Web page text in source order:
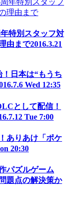
特別スタッフ対
由まで2016.3.21
！日本は“もうち
Wed 12:35
として配信！
Tue 7:00
ありあけ「ポケ
20:30
パズルゲーム
題点の解決策か